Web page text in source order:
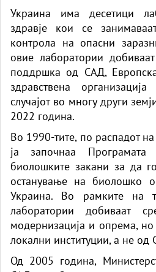
Украина има десетици
здравје кои се
контрола на опасни
овие лаборатории
поддршка од САД,
здравствена
случајот во многу други
2022 година.
Во 1990-тите, по распадот на
ја започнаа
биолошките закани за да
останување на биолошко
Украина. Во рамките на
лаборатории добиваат
модернизација и опрема,
локални институции, а не од
Од 2005 година,